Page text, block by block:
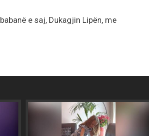
e saj, Dukagjin Lipën, me